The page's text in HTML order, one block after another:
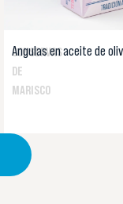
CONSERVAS
DE
MARISCO
Angulas en aceite de